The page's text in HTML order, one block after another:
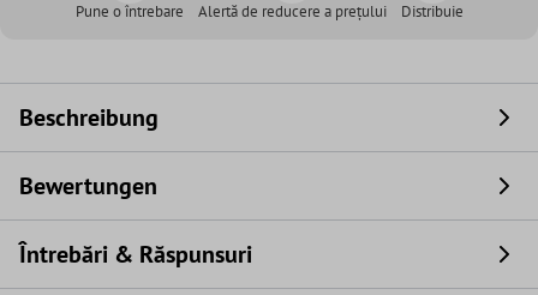
Pune o întrebare Alertă de reducere a prețului Distribuie
Beschreibung
Bewertungen
Întrebări & Răspunsuri